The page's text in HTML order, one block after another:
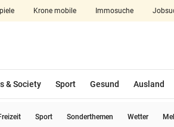
Krone mobile Immosuche
aufklappen
& Society Sport Gesund Ausland
Sport Sonderthemen Wetter